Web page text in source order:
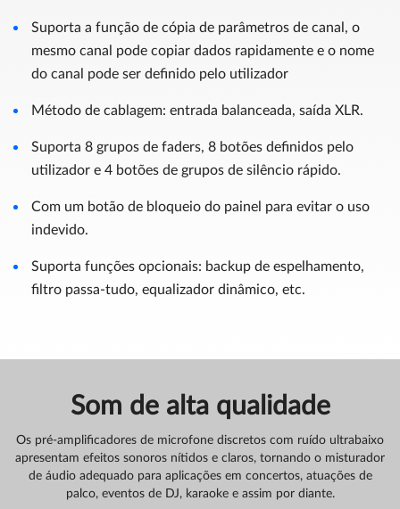
Suporta a função de cópia de parâmetros de canal, o
mesmo canal pode copiar dados rapidamente e o nome
do canal pode ser definido pelo utilizador
Método de cablagem: entrada balanceada, saída XLR.
Suporta 8 grupos de faders, 8 botões definidos pelo
utilizador e 4 botões de grupos de silêncio rápido.
Com um botão de bloqueio do painel para evitar o uso
indevido.
Suporta funções opcionais: backup de espelhamento,
filtro passa-tudo, equalizador dinâmico, etc.
Som de alta qualidade
Os pré-amplificadores de microfone discretos com ruído ultrabaixo
apresentam efeitos sonoros nítidos e claros, tornando o misturador
de áudio adequado para aplicações em concertos, atuações de
palco, eventos de DJ, karaoke e assim por diante.